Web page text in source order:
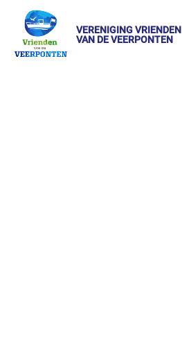
VERENIGING VRIENDEN
VAN DE VEERPONTEN